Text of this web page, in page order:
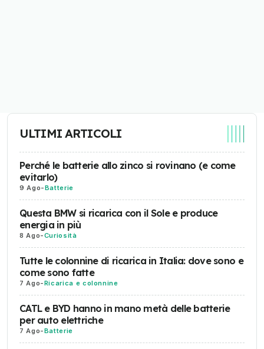
ULTIMI ARTICOLI
Perché le batterie allo zinco si rovinano (e come
evitarlo)
9 Ago-Batterie
Questa BMW si ricarica con il Sole e produce
energia in più
8 Ago-Curiosità
Tutte le colonnine di ricarica in Italia: dove sono e
come sono fatte
7 Ago-Ricarica e colonnine
CATL e BYD hanno in mano metà delle batterie
per auto elettriche
7 Ago-Batterie